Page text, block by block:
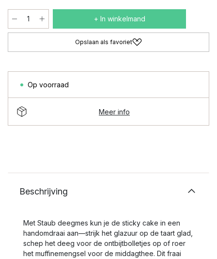
+ In winkelmand
Opslaan als favoriet
Op voorraad
Meer info
Beschrijving
Met Staub deegmes kun je de sticky cake in een
handomdraai aan—strijk het glazuur op de taart glad,
schep het deeg voor de ontbijtbolletjes op of roer
het muffinemengsel voor de middagthee. Dit fraai